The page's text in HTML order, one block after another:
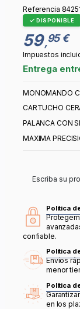
Referencia
DISPONIBLE
59,95 €
Impuestos
Entrega
MONOMANDO
CARTUCHO
PALANCA CON
MAXIMA
Escriba su
Política
confiable.
Política
Envíos
menor
Política
en los